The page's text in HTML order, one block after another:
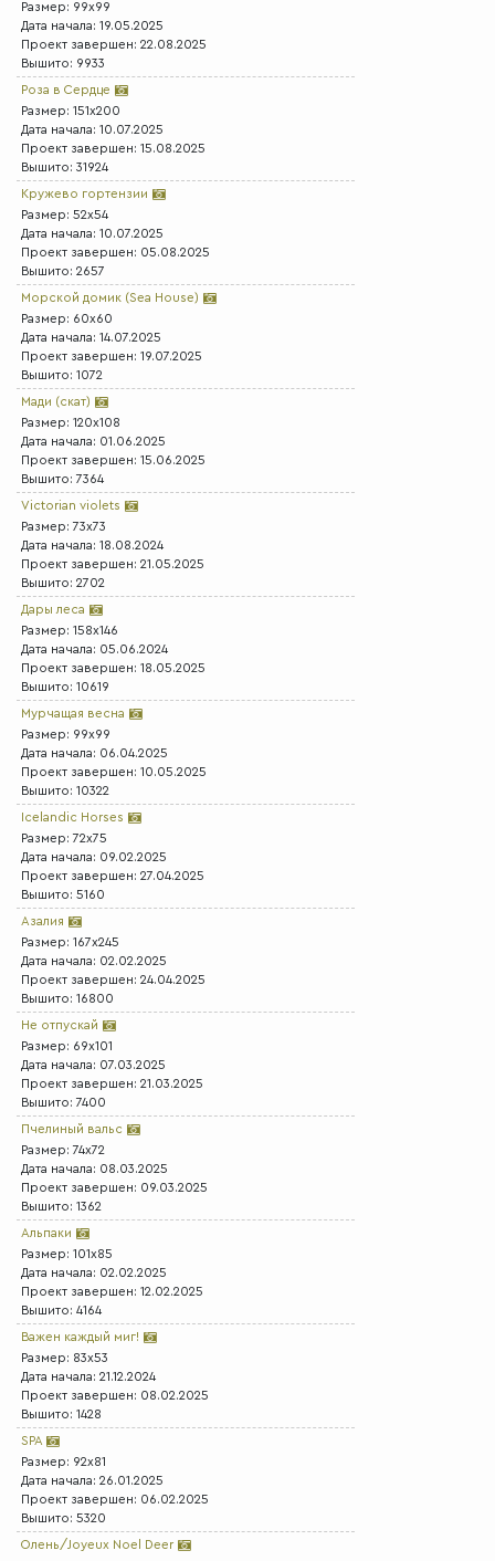
Размер: 99x99
Дата начала: 19.05.2025
Проект завершен: 22.08.2025
Вышито: 9933
Роза в Сердце
Размер: 151x200
Дата начала: 10.07.2025
Проект завершен: 15.08.2025
Вышито: 31924
Кружево гортензии
Размер: 52x54
Дата начала: 10.07.2025
Проект завершен: 05.08.2025
Вышито: 2657
Морской домик (Sea House)
Размер: 60x60
Дата начала: 14.07.2025
Проект завершен: 19.07.2025
Вышито: 1072
Мади (скат)
Размер: 120x108
Дата начала: 01.06.2025
Проект завершен: 15.06.2025
Вышито: 7364
Victorian violets
Размер: 73x73
Дата начала: 18.08.2024
Проект завершен: 21.05.2025
Вышито: 2702
Дары леса
Размер: 158x146
Дата начала: 05.06.2024
Проект завершен: 18.05.2025
Вышито: 10619
Мурчащая весна
Размер: 99x99
Дата начала: 06.04.2025
Проект завершен: 10.05.2025
Вышито: 10322
Icelandic Horses
Размер: 72x75
Дата начала: 09.02.2025
Проект завершен: 27.04.2025
Вышито: 5160
Азалия
Размер: 167x245
Дата начала: 02.02.2025
Проект завершен: 24.04.2025
Вышито: 16800
Не отпускай
Размер: 69x101
Дата начала: 07.03.2025
Проект завершен: 21.03.2025
Вышито: 7400
Пчелиный вальс
Размер: 74x72
Дата начала: 08.03.2025
Проект завершен: 09.03.2025
Вышито: 1362
Альпаки
Размер: 101x85
Дата начала: 02.02.2025
Проект завершен: 12.02.2025
Вышито: 4164
Важен каждый миг!
Размер: 83x53
Дата начала: 21.12.2024
Проект завершен: 08.02.2025
Вышито: 1428
SPA
Размер: 92x81
Дата начала: 26.01.2025
Проект завершен: 06.02.2025
Вышито: 5320
Олень/Joyeux Noel Deer